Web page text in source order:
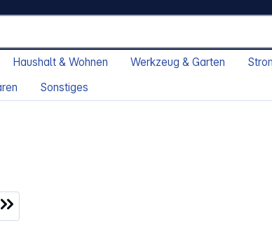
Haushalt & Wohnen Werkzeug & Garten
Sonstiges